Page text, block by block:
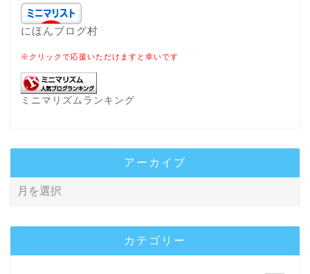
にほんブログ村
※クリックで応援いただけますと幸いです
ミニマリズムランキング
アーカイブ
カテゴリー